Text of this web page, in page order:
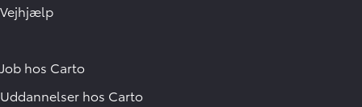
Vejhjælp
Job hos Carto
Uddannelser hos Carto